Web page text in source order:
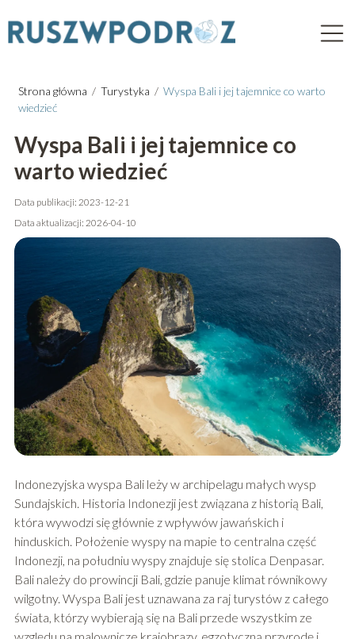
Strona główna / Turystyka / Wyspa Bali i jej tajemnice co warto
wiedzieć
Wyspa Bali i jej tajemnice co
warto wiedzieć
Data publikacji: 2023-12-21
Data aktualizacji: 2026-04-10
Indonezyjska wyspa Bali leży w archipelagu małych wysp
Sundajskich. Historia Indonezji jest związana z historią Bali,
która wywodzi się głównie z wpływów jawańskich i
hinduskich. Położenie wyspy na mapie to centralna część
Indonezji, na południu wyspy znajduje się stolica Denpasar.
Bali należy do prowincji Bali, gdzie panuje klimat równikowy
wilgotny. Wyspa Bali jest uznawana za raj turystów z całego
świata, którzy wybierają się na Bali przede wszystkim ze